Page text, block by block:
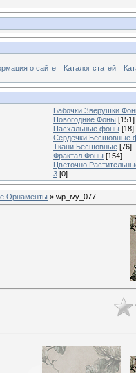
о сайте Каталог статей
Бабочки Зверушки
Новогодние Фоны [151]
Пасхальные фоны [18]
Сердечки Бесшовные
Ткани Бесшовные [76]
Фрактал Фоны [154]
Цветочно
3 [0]
Орнаменты » wp_ivy_077